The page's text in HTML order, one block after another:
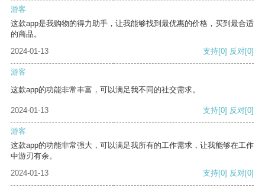
游客
这款app是我购物的得力助手，让我能够找到最优惠的价格，买到最合适
的商品。
2024-01-13
支持[0] 反对[0]
游客
这款app的功能非常丰富，可以满足我不同的社交需求。
2024-01-13 支持[0] 反对[0]
游客
这款app的功能非常强大，可以满足我所有的工作需求，让我能够在工作
中游刃有余。
2024-01-13
支持[0] 反对[0]